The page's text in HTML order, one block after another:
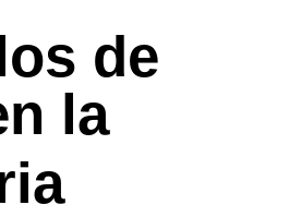
de
la